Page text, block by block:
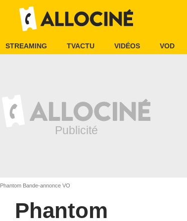
STREAMING TVACTU VIDÉOS VOD
Phantom Bande-annonce VO
Phantom